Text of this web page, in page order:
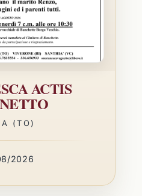
(TO)
2026